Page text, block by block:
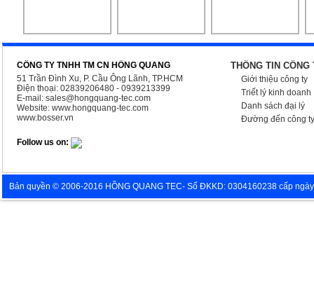
CÔNG TY TNHH TM CN HỒNG QUANG
51 Trần Đình Xu, P. Cầu Ông Lãnh, TP.HCM
Điện thoại: 02839206480 - 0939213399
E-mail: sales@hongquang-tec.com
Website: www.hongquang-tec.com
www.bosser.vn
Follow us on:
THÔNG TIN CÔNG
Giới thiệu công ty
Triết lý kinh doanh
Danh sách đại lý
Đường đến công ty
Bản quyền © 2006-2016 HỒNG QUANG TEC- Số ĐKKD: 0304160238 cấp